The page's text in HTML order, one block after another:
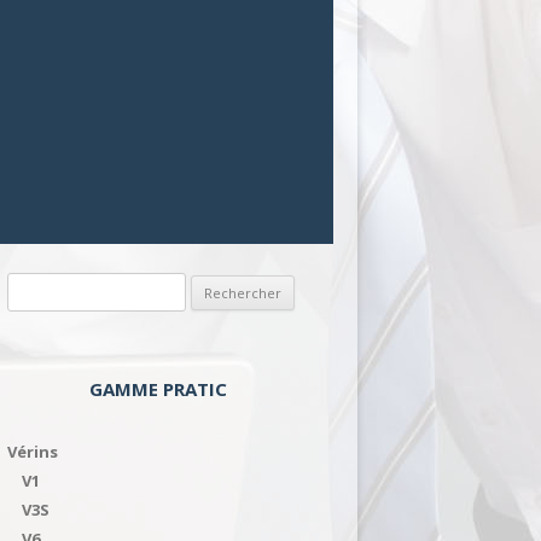
GAMME PRATIC
Vérins
V1
V3S